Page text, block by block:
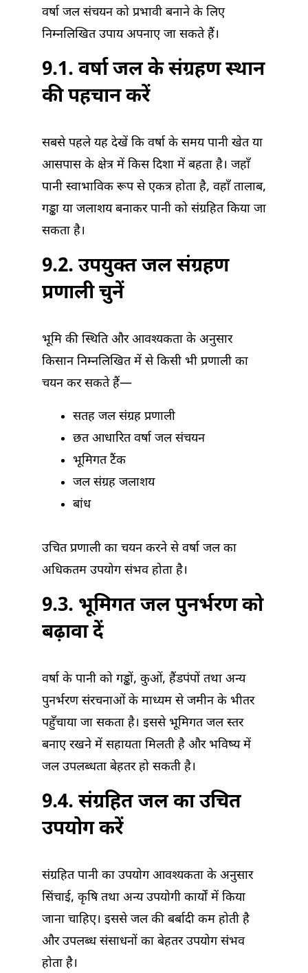
वर्षा जल संचयन को प्रभावी बनाने के लिए
निम्नलिखित उपाय अपनाए जा सकते हैं।
9.1. वर्षा जल के संग्रहण स्थान
की पहचान करें
सबसे पहले यह देखें कि वर्षा के समय पानी खेत या
आसपास के क्षेत्र में किस दिशा में बहता है। जहाँ
पानी स्वाभाविक रूप से एकत्र होता है, वहाँ तालाब,
गड्ढा या जलाशय बनाकर पानी को संग्रहित किया जा
सकता है।
9.2. उपयुक्त जल संग्रहण
प्रणाली चुनें
भूमि की स्थिति और आवश्यकता के अनुसार
किसान निम्नलिखित में से किसी भी प्रणाली का
चयन कर सकते हैं—
सतह जल संग्रह प्रणाली
छत आधारित वर्षा जल संचयन
भूमिगत टैंक
जल संग्रह जलाशय
बांध
उचित प्रणाली का चयन करने से वर्षा जल का
अधिकतम उपयोग संभव होता है।
9.3. भूमिगत जल पुनर्भरण को
बढ़ावा दें
वर्षा के पानी को गड्ढों, कुओं, हैंडपंपों तथा अन्य
पुनर्भरण संरचनाओं के माध्यम से जमीन के भीतर
पहुँचाया जा सकता है। इससे भूमिगत जल स्तर
बनाए रखने में सहायता मिलती है और भविष्य में
जल उपलब्धता बेहतर हो सकती है।
9.4. संग्रहित जल का उचित
उपयोग करें
संग्रहित पानी का उपयोग आवश्यकता के अनुसार
सिंचाई, कृषि तथा अन्य उपयोगी कार्यों में किया
जाना चाहिए। इससे जल की बर्बादी कम होती है
और उपलब्ध संसाधनों का बेहतर उपयोग संभव
होता है।